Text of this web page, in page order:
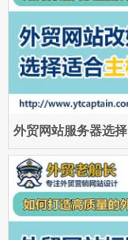
外贸网站服务器选择